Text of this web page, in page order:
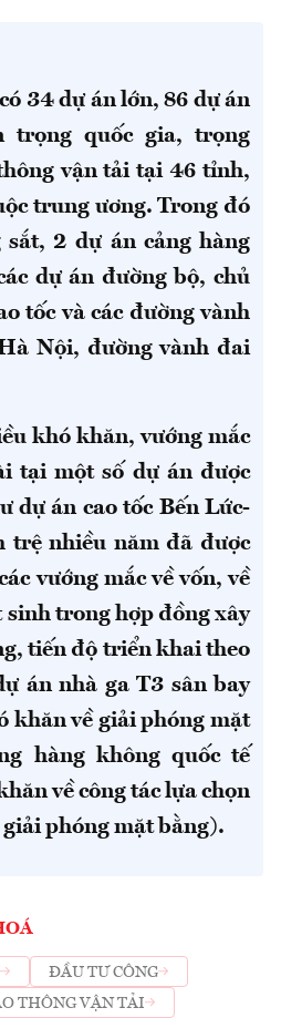
34 dự án lớn, 86 dự án
trọng quốc gia, trọng
vận tải tại 46 tỉnh,
trung ương. Trong đó
2 dự án cảng hàng
dự án đường bộ, chủ
tốc và các đường vành
Nội, đường vành đai
khó khăn, vướng mắc
tại một số dự án được
dự án cao tốc Bến Lức-
trệ nhiều năm đã được
vướng mắc về vốn, về
sinh trong hợp đồng xây
tiến độ triển khai theo
án nhà ga T3 sân bay
khăn về giải phóng mặt
hàng không quốc tế
về công tác lựa chọn
phóng mặt bằng).
ĐẦU TƯ CÔNG
THÔNG VẬN TẢI